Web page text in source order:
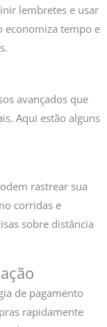
lembretes e usar
economiza tempo e
avançados que
Aqui estão alguns
rastrear sua
corridas e
sobre distância
de pagamento
rapidamente